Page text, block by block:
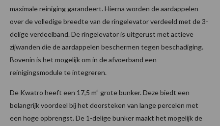
maximale reiniging garandeert. Hierna worden de aardappelen
over de volledige breedte van de ringelevator verdeeld met de 3-
delige verdeelband. De ringelevator is uitgerust met actieve
zijwanden die de aardappelen beschermen tegen beschadiging.
Bovenin is het mogelijk om in de afvoerband een
reinigingsmodule te integreren.
De Kwatro heeft een 17,5 m³ grote bunker. Deze biedt een
belangrijk voordeel bij het doorsteken van lange percelen met
een hoge opbrengst. De 1-delige bunker maakt het mogelijk de